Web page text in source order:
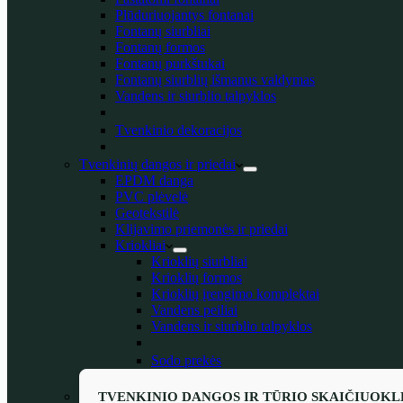
Plūduriuojantys fontanai
Fontanų siurbliai
Fontanų formos
Fontanų purkštukai
Fontanų siurblių išmanus valdymas
Vandens ir siurblio talpyklos
Tvenkinio dekoracijos
Tvenkinių dangos ir priedai
EPDM danga
PVC plėvelė
Geotekstilė
Klijavimo priemonės ir priedai
Kriokliai
Krioklių siurbliai
Krioklių formos
Krioklių įrengimo komplektai
Vandens peiliai
Vandens ir siurblio talpyklos
Sodo prekės
TVENKINIO DANGOS IR TŪRIO